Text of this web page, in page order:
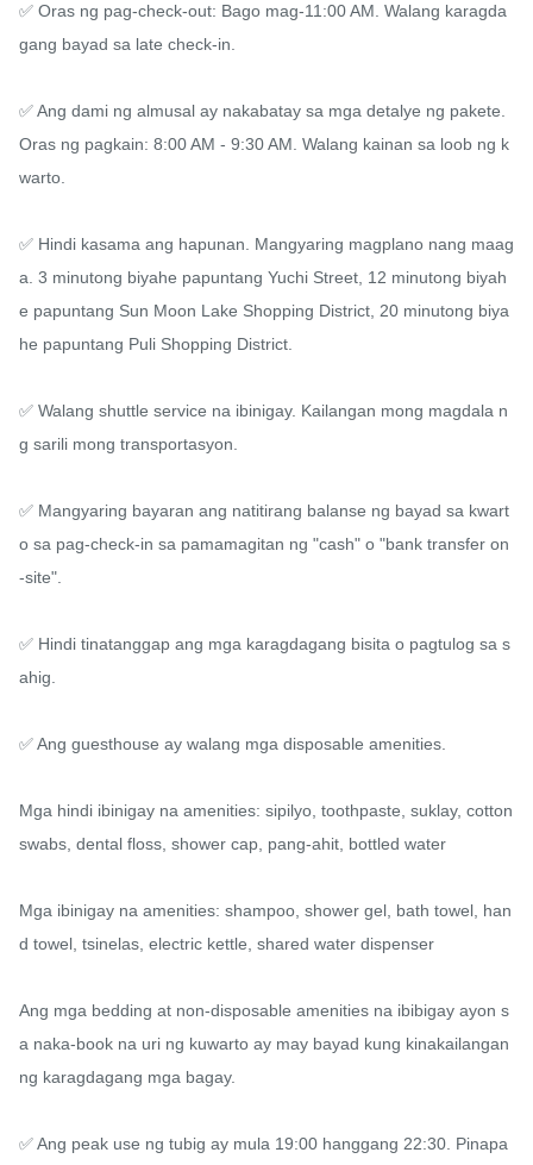
✅ Oras ng pag-check-out: Bago mag-11:00 AM. Walang karagda
gang bayad sa late check-in.
✅ Ang dami ng almusal ay nakabatay sa mga detalye ng pakete.
Oras ng pagkain: 8:00 AM - 9:30 AM. Walang kainan sa loob ng k
warto.
✅ Hindi kasama ang hapunan. Mangyaring magplano nang maag
a. 3 minutong biyahe papuntang Yuchi Street, 12 minutong biyah
e papuntang Sun Moon Lake Shopping District, 20 minutong biya
he papuntang Puli Shopping District.
✅ Walang shuttle service na ibinigay. Kailangan mong magdala n
g sarili mong transportasyon.
✅ Mangyaring bayaran ang natitirang balanse ng bayad sa kwart
o sa pag-check-in sa pamamagitan ng "cash" o "bank transfer on
-site".
✅ Hindi tinatanggap ang mga karagdagang bisita o pagtulog sa s
ahig.
✅ Ang guesthouse ay walang mga disposable amenities.
Mga hindi ibinigay na amenities: sipilyo, toothpaste, suklay, cotton
swabs, dental floss, shower cap, pang-ahit, bottled water
Mga ibinigay na amenities: shampoo, shower gel, bath towel, han
d towel, tsinelas, electric kettle, shared water dispenser
Ang mga bedding at non-disposable amenities na ibibigay ayon s
a naka-book na uri ng kuwarto ay may bayad kung kinakailangan
ng karagdagang mga bagay.
✅ Ang peak use ng tubig ay mula 19:00 hanggang 22:30. Pinapa